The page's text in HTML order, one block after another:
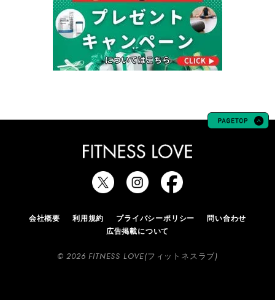
会社概要 利用規約 プライバシーポリシー
問い合わせ
広告掲載について
© 2026 FITNESS LOVE(フィットネスラブ)